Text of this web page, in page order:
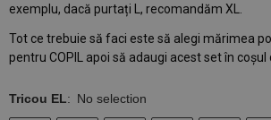
exemplu, dacă purtați L, recomandăm XL.
Tot ce trebuie să faci este să alegi mărimea
pentru COPIL apoi să adaugi acest set în coșul
Tricou EL: No selection